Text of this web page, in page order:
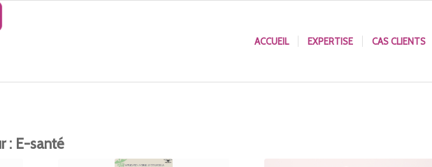
ACCUEIL EXPERTISE CAS CLIENTS
: E-santé